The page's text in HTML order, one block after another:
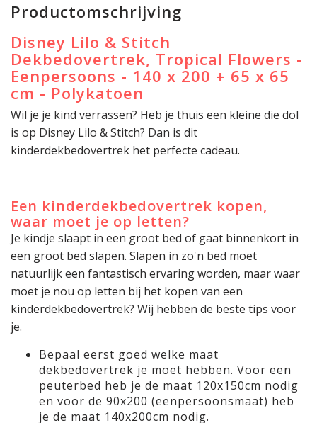
Productomschrijving
Disney Lilo & Stitch
Dekbedovertrek, Tropical Flowers -
Eenpersoons - 140 x 200 + 65 x 65
cm - Polykatoen
Wil je je kind verrassen? Heb je thuis een kleine die dol
is op Disney Lilo & Stitch? Dan is dit
kinderdekbedovertrek het perfecte cadeau.
Een kinderdekbedovertrek kopen,
waar moet je op letten?
Je kindje slaapt in een groot bed of gaat binnenkort in
een groot bed slapen. Slapen in zo'n bed moet
natuurlijk een fantastisch ervaring worden, maar waar
moet je nou op letten bij het kopen van een
kinderdekbedovertrek? Wij hebben de beste tips voor
je.
Bepaal eerst goed welke maat
dekbedovertrek je moet hebben. Voor een
peuterbed heb je de maat 120x150cm nodig
en voor de 90x200 (eenpersoonsmaat) heb
je de maat 140x200cm nodig.